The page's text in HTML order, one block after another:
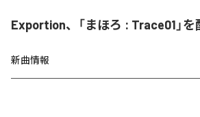
Exportion、「まほろ : Trace01」
新曲情報